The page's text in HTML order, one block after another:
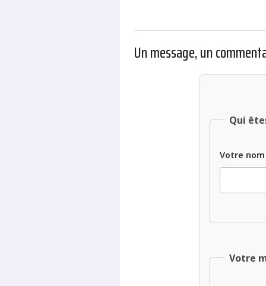
Un message, un
Qui
Votre nom
Votre